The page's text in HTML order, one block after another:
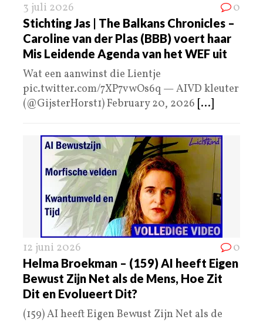
3 juli 2026 0
Stichting Jas | The Balkans Chronicles –
Caroline van der Plas (BBB) voert haar
Mis Leidende Agenda van het WEF uit
Wat een aanwinst die Lientje
pic.twitter.com/7XP7vwOs6q — AIVD kleuter
(@GijsterHorst1) February 20, 2026 [...]
12 juni 2026 0
Helma Broekman – (159) AI heeft Eigen
Bewust Zijn Net als de Mens, Hoe Zit
Dit en Evolueert Dit?
(159) AI heeft Eigen Bewust Zijn Net als de